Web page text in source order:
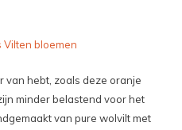
Vilten bloemen
van hebt, zoals deze oranje
minder belastend voor het
van pure wolvilt met